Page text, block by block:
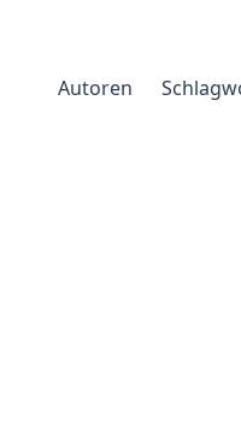
Autoren